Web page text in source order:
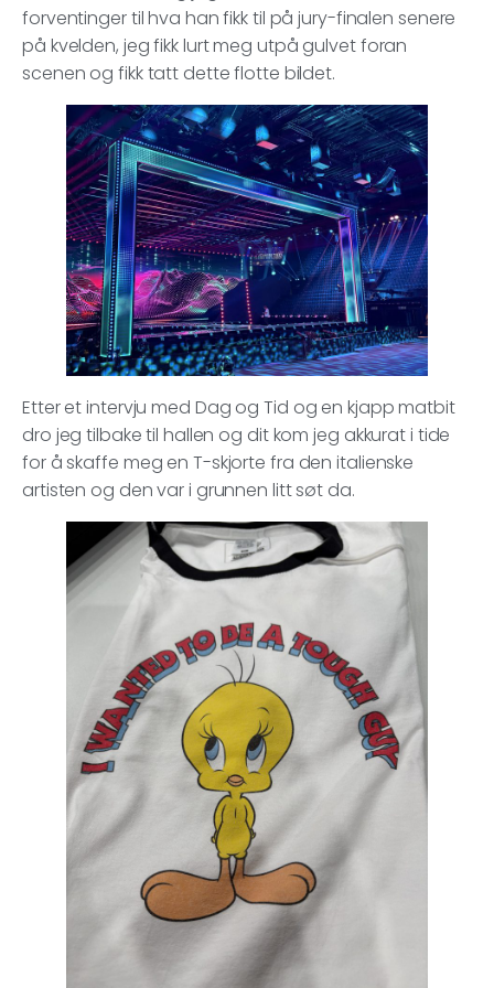
forventinger til hva han fikk til på jury-finalen senere
på kvelden, jeg fikk lurt meg utpå gulvet foran
scenen og fikk tatt dette flotte bildet.
Etter et intervju med Dag og Tid og en kjapp matbit
dro jeg tilbake til hallen og dit kom jeg akkurat i tide
for å skaffe meg en T-skjorte fra den italienske
artisten og den var i grunnen litt søt da.